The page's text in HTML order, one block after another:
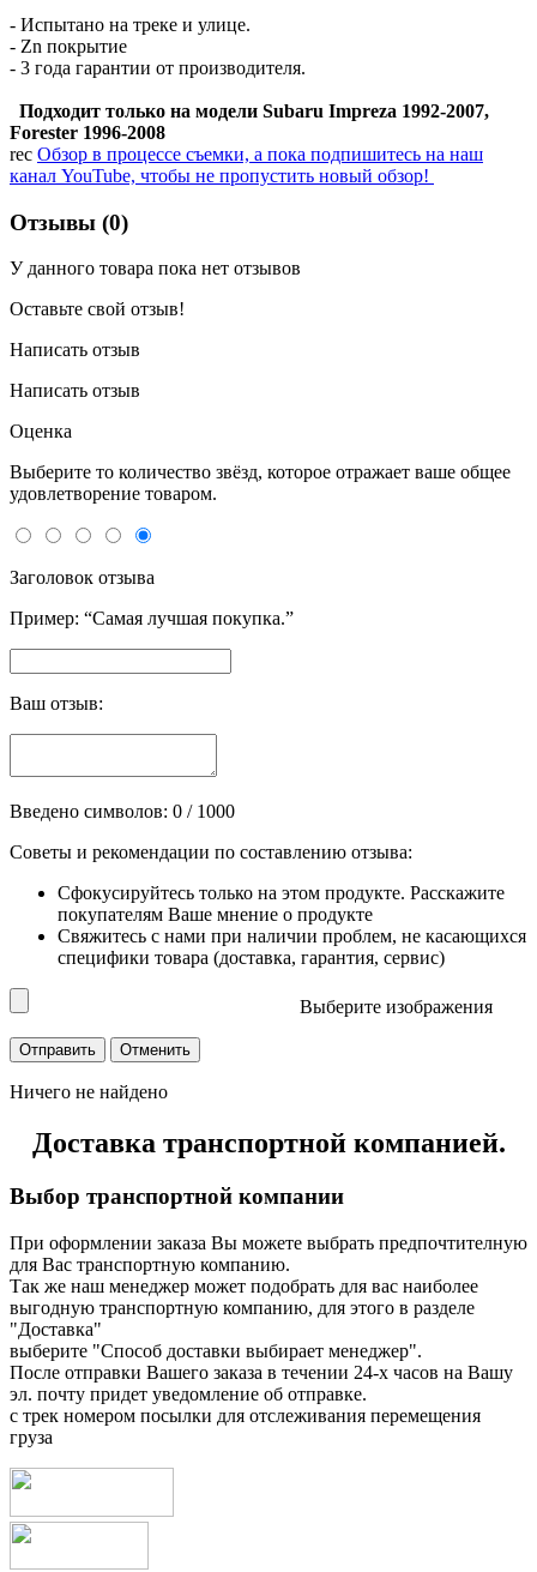
- Испытано на треке и улице.
- Zn покрытие
- 3 года гарантии от производителя.
Подходит только на модели Subaru Impreza 1992-2007,
Forester 1996-2008
rec Обзор в процессе съемки, а пока подпишитесь на наш
канал YouTube, чтобы не пропустить новый обзор!
Отзывы (0)
У данного товара пока нет отзывов
Оставьте свой отзыв!
Написать отзыв
Написать отзыв
Оценка
Выберите то количество звёзд, которое отражает ваше общее
удовлетворение товаром.
Заголовок отзыва
Пример: “Самая лучшая покупка.”
Ваш отзыв:
Введено символов: 0 / 1000
Советы и рекомендации по составлению отзыва:
Сфокусируйтесь только на этом продукте. Расскажите
покупателям Ваше мнение о продукте
Свяжитесь с нами при наличии проблем, не касающихся
специфики товара (доставка, гарантия, сервис)
Выберите изображения
Ничего не найдено
Доставка транспортной компанией.
Выбор транспортной компании
При оформлении заказа Вы можете выбрать предпочтителную
для Вас транспортную компанию.
Так же наш менеджер может подобрать для вас наиболее
выгодную транспортную компанию, для этого в разделе
"Доставка"
выберите "Способ доставки выбирает менеджер".
После отправки Вашего заказа в течении 24-х часов на Вашу
эл. почту придет уведомление об отправке.
с трек номером посылки для отслеживания перемещения
груза